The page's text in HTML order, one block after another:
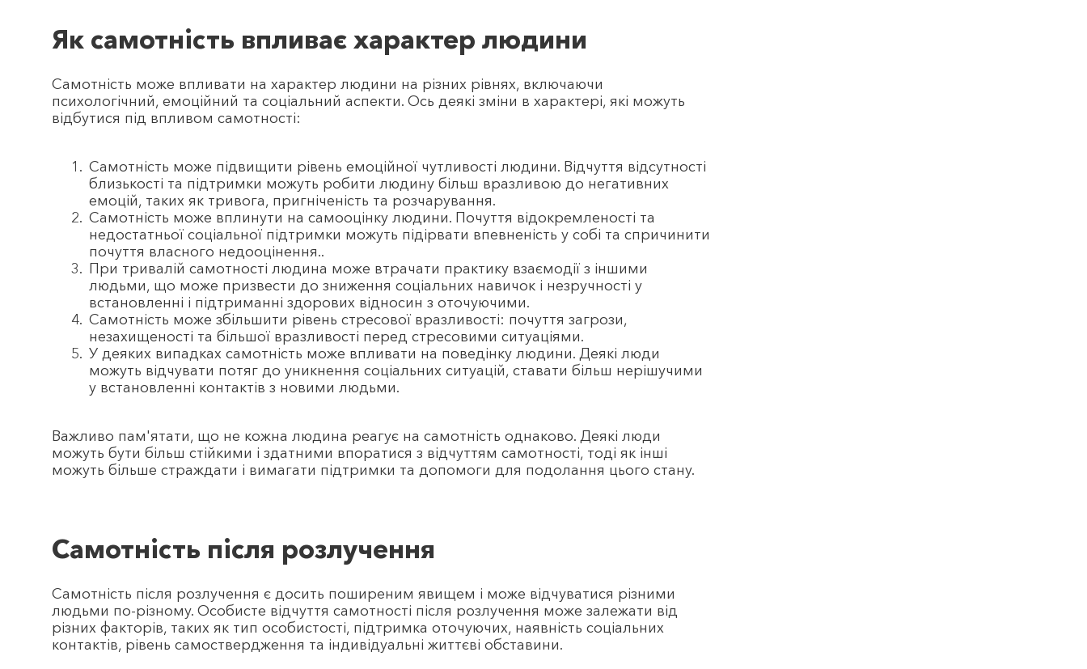
Як самотність впливає характер людини
Самотність може впливати на характер людини на різних рівнях, включаючи
психологічний, емоційний та соціальний аспекти. Ось деякі зміни в характері, які можуть
відбутися під впливом самотності:
Самотність може підвищити рівень емоційної чутливості людини. Відчуття відсутності
близькості та підтримки можуть робити людину більш вразливою до негативних
емоцій, таких як тривога, пригніченість та розчарування.
Самотність може вплинути на самооцінку людини. Почуття відокремленості та
недостатньої соціальної підтримки можуть підірвати впевненість у собі та спричинити
почуття власного недооцінення..
При тривалій самотності людина може втрачати практику взаємодії з іншими
людьми, що може призвести до зниження соціальних навичок і незручності у
встановленні і підтриманні здорових відносин з оточуючими.
Самотність може збільшити рівень стресової вразливості: почуття загрози,
незахищеності та більшої вразливості перед стресовими ситуаціями.
У деяких випадках самотність може впливати на поведінку людини. Деякі люди
можуть відчувати потяг до уникнення соціальних ситуацій, ставати більш нерішучими
у встановленні контактів з новими людьми.
Важливо пам'ятати, що не кожна людина реагує на самотність однаково. Деякі люди
можуть бути більш стійкими і здатними впоратися з відчуттям самотності, тоді як інші
можуть більше страждати і вимагати підтримки та допомоги для подолання цього стану.
Самотність після розлучення
Самотність після розлучення є досить поширеним явищем і може відчуватися різними
людьми по-різному. Особисте відчуття самотності після розлучення може залежати від
різних факторів, таких як тип особистості, підтримка оточуючих, наявність соціальних
контактів, рівень самоствердження та індивідуальні життєві обставини.